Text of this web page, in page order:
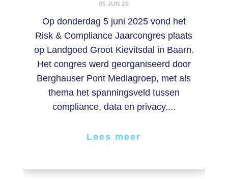
05 JUN 25
Op donderdag 5 juni 2025 vond het
Risk & Compliance Jaarcongres plaats
op Landgoed Groot Kievitsdal in Baarn.
Het congres werd georganiseerd door
Berghauser Pont Mediagroep, met als
thema het spanningsveld tussen
compliance, data en privacy....
Lees meer